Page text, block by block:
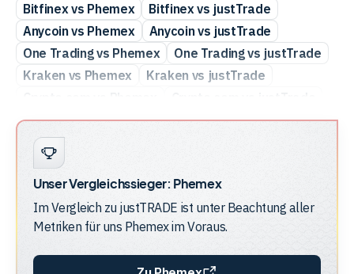
Bitfinex vs Phemex
Bitfinex vs justTrade
Anycoin vs Phemex
Anycoin vs justTrade
One Trading vs Phemex
One Trading vs justTrade
Kraken vs Phemex
Kraken vs justTrade
Coinbase vs Phemex
Coinbase vs justTrade
BSDEX vs Phemex
Bitvavo vs Phemex
Bitstamp vs Phemex
Bitstamp vs justTrade
Bitpanda vs Phemex
Bitpanda vs justTrade
Bison vs Phemex
Bison vs justTrade
Binance vs Phemex
Binance vs justTrade
Unser Vergleichssieger:Phemex
Im Vergleich zu justTRADE ist unter Beachtung aller
Metriken für uns Phemexim Voraus.